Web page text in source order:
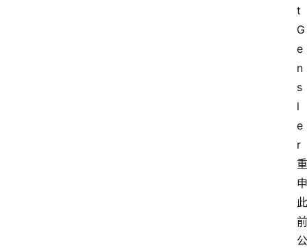
t
G
e
n
s
l
e
r
重
申
此
前
公